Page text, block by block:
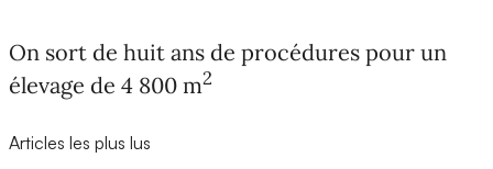
On sort de huit ans de procédures pour un
élevage de 4 800 m2
Articles les plus lus